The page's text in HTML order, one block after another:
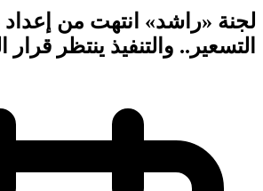
لجنة «راشد» انتهت من
التسعير.. والتنفيذ ينتظر قرار